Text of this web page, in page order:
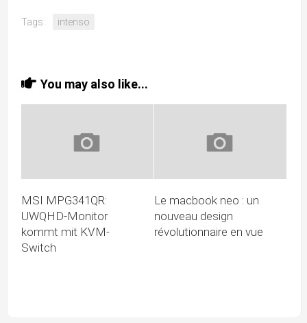
Tags: intenso
You may also like...
MSI MPG341QR:
UWQHD-Monitor
kommt mit KVM-
Switch
Le macbook neo : un
nouveau design
révolutionnaire en vue